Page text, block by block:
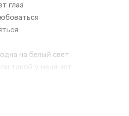
глаз
на белый свет
такой у меня нет
шла